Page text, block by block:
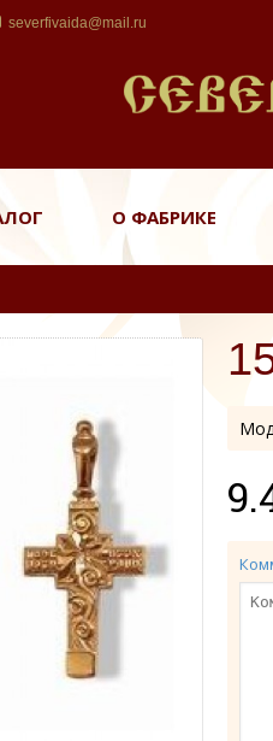
severfivaida@mail.ru
О ФАБРИКЕ